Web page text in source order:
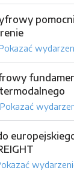
Pokazać